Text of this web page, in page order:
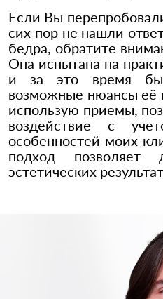
Если Вы
сих пор не нашли
бедра, обратите
Она испытана на
и за это время
возможные нюансы её
использую приемы,
воздействие с
особенностей моих
подход позволяет
эстетических